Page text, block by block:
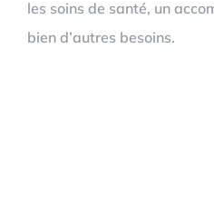
les soins de santé, un
bien d’autres besoins.